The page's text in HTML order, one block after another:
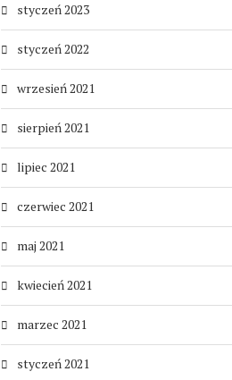
styczeń 2023
styczeń 2022
wrzesień 2021
sierpień 2021
lipiec 2021
czerwiec 2021
maj 2021
kwiecień 2021
marzec 2021
styczeń 2021